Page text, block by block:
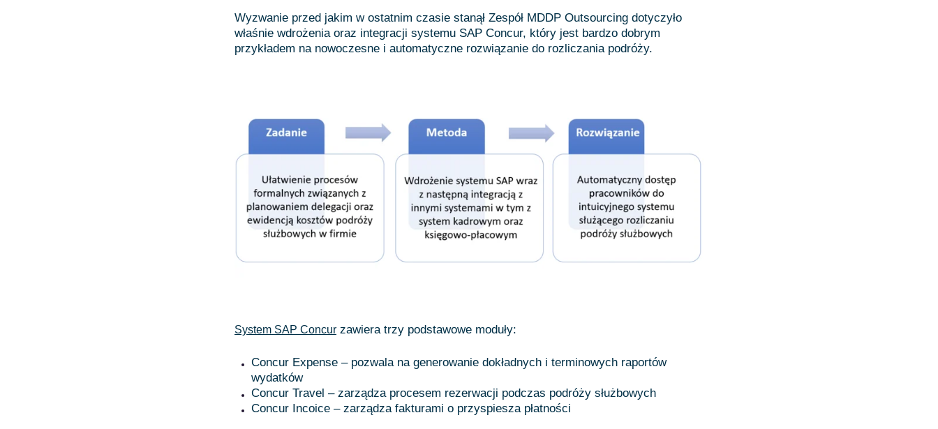
Wyzwanie przed jakim w ostatnim czasie stanął Zespół MDDP Outsourcing dotyczyło
właśnie wdrożenia oraz integracji systemu SAP Concur, który jest bardzo dobrym
przykładem na nowoczesne i automatyczne rozwiązanie do rozliczania podróży.
System SAP Concur zawiera trzy podstawowe moduły:
Concur Expense – pozwala na generowanie dokładnych i terminowych raportów
wydatków
Concur Travel – zarządza procesem rezerwacji podczas podróży służbowych
Concur Incoice – zarządza fakturami o przyspiesza płatności